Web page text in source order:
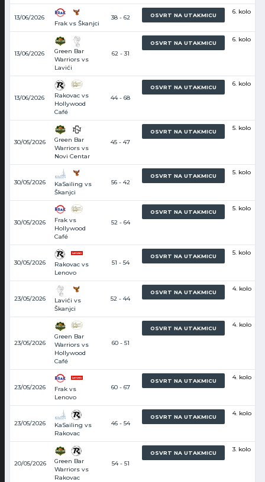
13/06/2026
Frak vs Škanjci
38 - 62 OSVRT NA UTAKMICU 6. kolo
13/06/2026
Green Bar
Warriors vs
Lavići
62 - 31
OSVRT NA UTAKMICU 6. kolo
13/06/2026
Rakovac vs
Hollywood
Café
44 - 68
OSVRT NA UTAKMICU 6. kolo
30/05/2026
Green Bar
Warriors vs
Novi Centar
45 - 47
OSVRT NA UTAKMICU 5. kolo
30/05/2026
KaSailing vs
Škanjci
56 - 42
OSVRT NA UTAKMICU 5. kolo
30/05/2026
Frak vs
Hollywood
Café
52 - 64
OSVRT NA UTAKMICU 5. kolo
30/05/2026
Rakovac vs
Lenovo
51 - 54
OSVRT NA UTAKMICU 5. kolo
23/05/2026
Lavići vs
Škanjci
52 - 44
OSVRT NA UTAKMICU 4. kolo
23/05/2026
Green Bar
Warriors vs
Hollywood
Café
60 - 51
OSVRT NA UTAKMICU 4. kolo
23/05/2026
Frak vs
Lenovo
60 - 67
OSVRT NA UTAKMICU 4. kolo
23/05/2026
KaSailing vs
Rakovac
46 - 54
OSVRT NA UTAKMICU 4. kolo
20/05/2026
Green Bar
Warriors vs
Rakovac
54 - 51
OSVRT NA UTAKMICU 3. kolo